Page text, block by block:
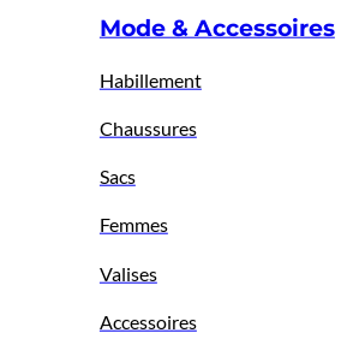
Mode & Accessoires
Habillement
Chaussures
Sacs
Femmes
Valises
Accessoires